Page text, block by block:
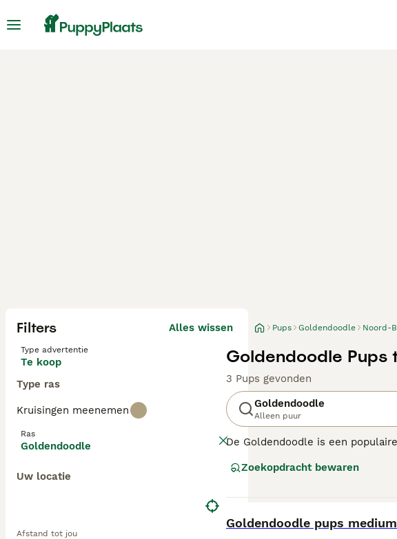
Filters Alles wissen
Type advertentie
Te koop
Type ras
Kruisingen meenemen
Ras
Goldendoodle
Uw locatie
Afstand tot jou
Pups Goldendoodle Noord-
Goldendoodle Pups
3 Pups gevonden
Goldendoodle
Alleen puur
De Goldendoodle is een
sterk variëren van golvend tot
F1 Goldendoodles zijn een 50/
vachtstructuur, verharing en
Zoekopdracht bewaren
Goldendoodle pups medium